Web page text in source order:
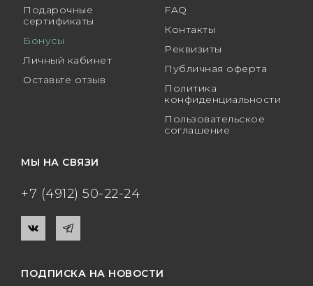
Подарочные
сертификаты
Бонусы
Личный кабинет
Оставьте отзыв
FAQ
Контакты
Реквизиты
Публичная оферта
Политика
конфиденциальности
Пользовательское
соглашение
МЫ НА СВЯЗИ
+7 (4912) 50-22-24
ПОДПИСКА НА НОВОСТИ